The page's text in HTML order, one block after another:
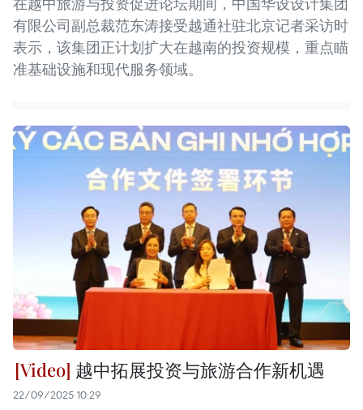
有限公司副总裁范东涛接受越通社驻北京记者采访时
表示，该集团正计划扩大在越南的投资规模，重点瞄
准基础设施和现代服务领域。
越中拓展投资与旅游合作新机遇
22/09/2025 10:29